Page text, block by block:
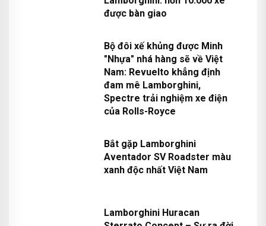
Cột mốc lịch sử của
Lamborghini: hơn 10.000 xe
Bộ đôi xế khủng được Minh
"Nhựa" nhá hàng sẽ về Việt
Nam: Revuelto khẳng định
đam mê Lamborghini,
Spectre trải nghiệm xe điện
Bắt gặp Lamborghini
Aventador SV Roadster màu